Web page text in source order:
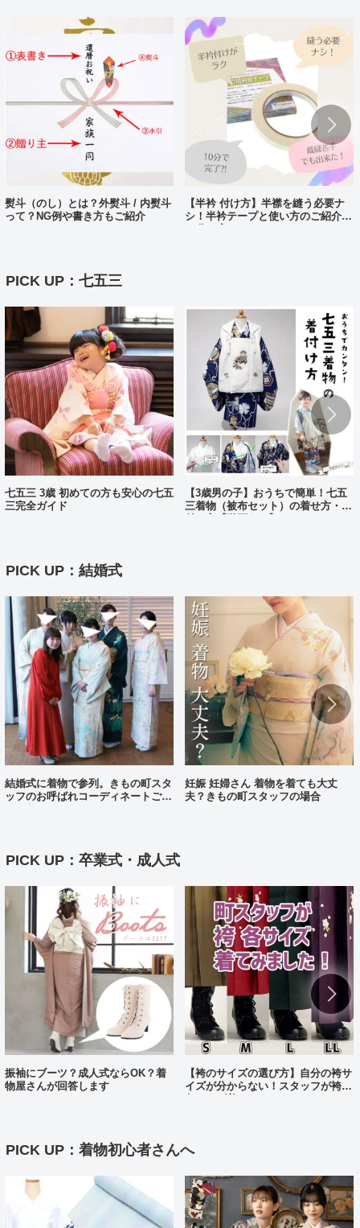
熨斗（のし）とは？外熨斗 / 内熨斗
って？NG例や書き方もご紹介
【半衿 付け方】半襟を縫う必要ナ
シ！半衿テープと使い方のご紹介。
PICK UP：七五三
七五三 3歳 初めての方も安心の七五
三完全ガイド
【3歳男の子】おうちで簡単！七五
三着物（被布セット）の着せ方・着
PICK UP：結婚式
結婚式に着物で参列。きもの町スタ
ッフのお呼ばれコーディネートご紹
妊娠 妊婦さん 着物を着ても大丈
夫？きもの町スタッフの場合
PICK UP：卒業式・成人式
振袖にブーツ？成人式ならOK？着
物屋さんが回答します
【袴のサイズの選び方】自分の袴サ
イズが分からない！スタッフが袴、
各サイズ着てみました！
PICK UP：着物初心者さんへ